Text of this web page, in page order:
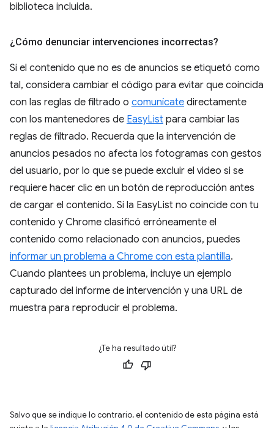
biblioteca incluida.
¿Cómo denunciar intervenciones incorrectas?
Si el contenido que no es de anuncios se etiquetó como
tal, considera cambiar el código para evitar que coincida
con las reglas de filtrado o comunícate directamente
con los mantenedores de EasyList para cambiar las
reglas de filtrado. Recuerda que la intervención de
anuncios pesados no afecta los fotogramas con gestos
del usuario, por lo que se puede excluir el video si se
requiere hacer clic en un botón de reproducción antes
de cargar el contenido. Si la EasyList no coincide con tu
contenido y Chrome clasificó erróneamente el
contenido como relacionado con anuncios, puedes
informar un problema a Chrome con esta plantilla.
Cuando plantees un problema, incluye un ejemplo
capturado del informe de intervención y una URL de
muestra para reproducir el problema.
¿Te ha resultado útil?
Salvo que se indique lo contrario, el contenido de esta página está